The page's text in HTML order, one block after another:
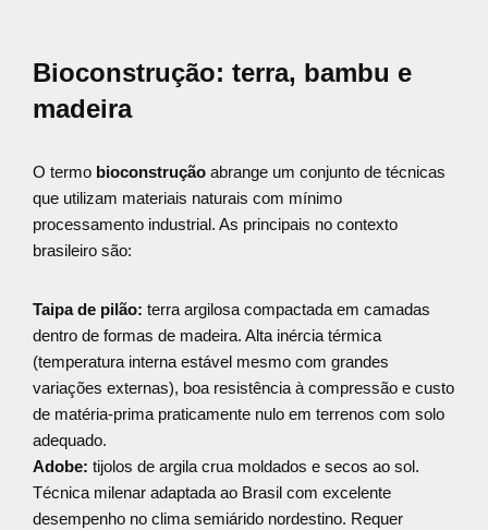
Bioconstrução: terra, bambu e
madeira
O termo bioconstrução abrange um conjunto de técnicas
que utilizam materiais naturais com mínimo
processamento industrial. As principais no contexto
brasileiro são:
Taipa de pilão: terra argilosa compactada em camadas
dentro de formas de madeira. Alta inércia térmica
(temperatura interna estável mesmo com grandes
variações externas), boa resistência à compressão e custo
de matéria-prima praticamente nulo em terrenos com solo
adequado.
Adobe: tijolos de argila crua moldados e secos ao sol.
Técnica milenar adaptada ao Brasil com excelente
desempenho no clima semiárido nordestino. Requer